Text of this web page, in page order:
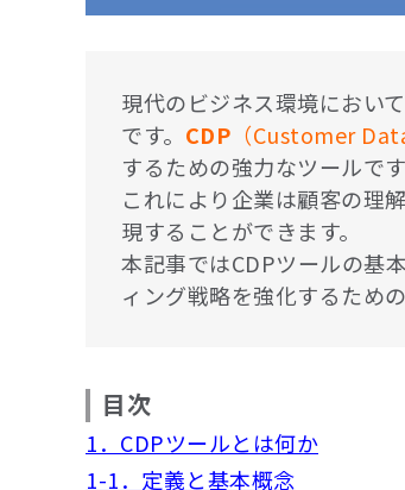
現代のビジネス環境におい
です。 CDP （Customer
するための強力なツールです
これにより企業は顧客の理
現することができます。
本記事ではCDPツールの基
ィング戦略を強化するため
目次
1．CDPツールとは何か
1-1．定義と基本概念